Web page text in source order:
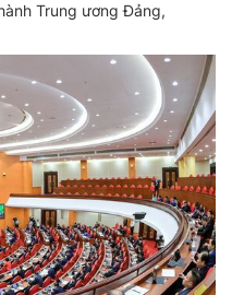
Trung ương Đảng,